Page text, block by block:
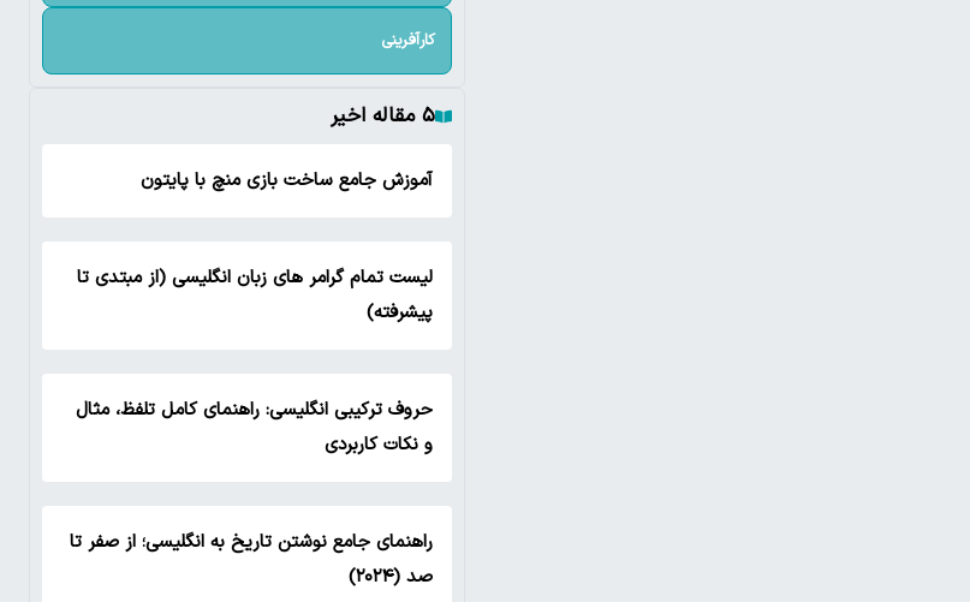
کارآفرینی
۵ مقاله اخیر
آموزش جامع ساخت بازی منچ با پایتون
لیست تمام گرامر های زبان انگلیسی (از مبتدی تا
پیشرفته)
حروف ترکیبی انگلیسی: راهنمای کامل تلفظ، مثال
و نکات کاربردی
راهنمای جامع نوشتن تاریخ به انگلیسی؛ از صفر تا
صد (۲۰۲۴)